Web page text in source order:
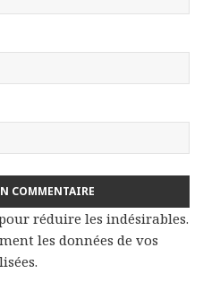
réduire les indésirables.
les données de vos
.